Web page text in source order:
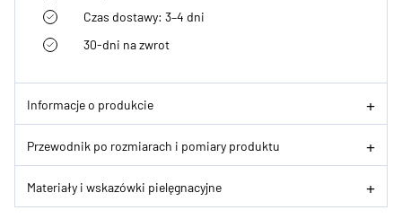
Czas dostawy: 3–4 dni
30-dni na zwrot
Informacje o produkcie
Przewodnik po rozmiarach i pomiary produktu
Materiały i wskazówki pielęgnacyjne